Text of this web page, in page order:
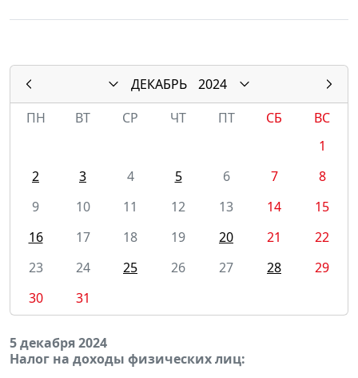
ДЕКАБРЬ
2024
ПН
ВТ СР ЧТ ПТ СБ
ВС
1
2
3 4 5 6 7
8
9
10 11 12 13 14
15
16
17 18 19 20 21
22
23
24 25 26 27 28
29
30
31
5 декабря 2024
Налог на доходы физических лиц: